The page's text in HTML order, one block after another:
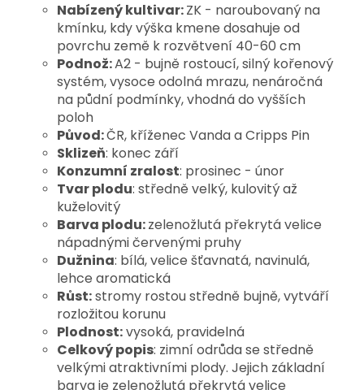
Nabízený kultivar:ZK - naroubovaný na
kmínku, kdy výška kmene dosahuje od
povrchu země k rozvětvení 40-60 cm
Podnož:A2 - bujně rostoucí, silný kořenový
systém, vysoce odolná mrazu, nenáročná
na půdní podmínky, vhodná do vyšších
poloh
Původ:ČR, kříženec Vanda a Cripps Pin
Sklizeň: konec září
Konzumní zralost: prosinec - únor
Tvar plodu: středně velký, kulovitý až
kuželovitý
Barva plodu:zelenožlutá překrytá velice
nápadnými červenými pruhy
Dužnina: bílá, velice šťavnatá, navinulá,
lehce aromatická
Růst:stromy rostou středně bujně, vytváří
rozložitou korunu
Plodnost:vysoká, pravidelná
Celkový popis: zimní odrůda se středně
velkými atraktivními plody. Jejich základní
barva je zelenožlutá překrytá velice